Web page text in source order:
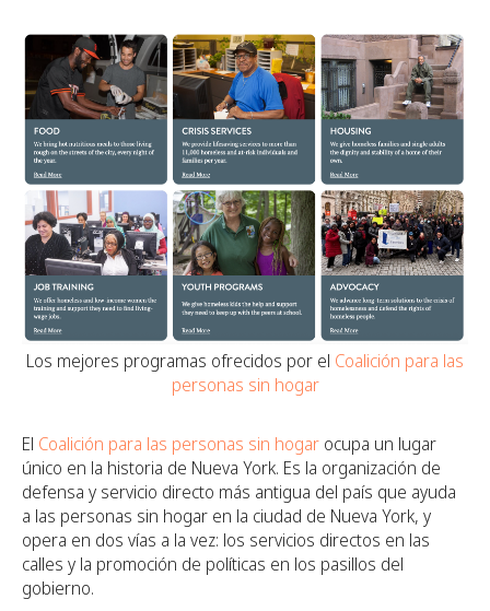
Los mejores programas ofrecidos por el Coalición para las
personas sin hogar
El Coalición para las personas sin hogar ocupa un lugar
único en la historia de Nueva York. Es la organización de
defensa y servicio directo más antigua del país que ayuda
a las personas sin hogar en la ciudad de Nueva York, y
opera en dos vías a la vez: los servicios directos en las
calles y la promoción de políticas en los pasillos del
gobierno.